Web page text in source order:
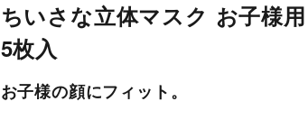
ちいさな立体マスク お子様
5枚入
お子様の顔にフィット。